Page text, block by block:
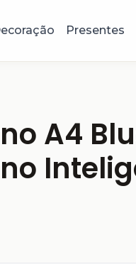
Presentes
A4